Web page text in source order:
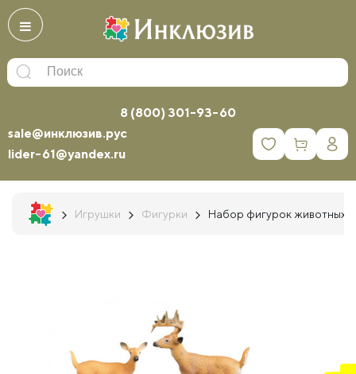
8 (800) 301-93-60
sale@инклюзив.рус
lider-61@yandex.ru
0
Игрушки Фигурки Набор фигурок животных